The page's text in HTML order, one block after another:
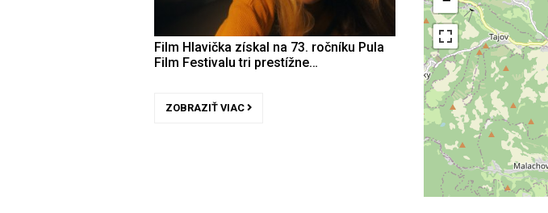
Film Hlavička získal na 73. ročníku Pula
Film Festivalu tri prestížne…
ZOBRAZIŤ VIAC